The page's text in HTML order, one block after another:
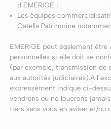
d’EMERIGE ;
Les équipes
Catella Patrimoine
EMERIGE peut également être
personnelles si elle doit se
(par exemple, transmission de
aux autorités judiciaires).A
expressément indiqué ci-
vendrons ou ne louerons
tiers sans vous en aviser et/ou